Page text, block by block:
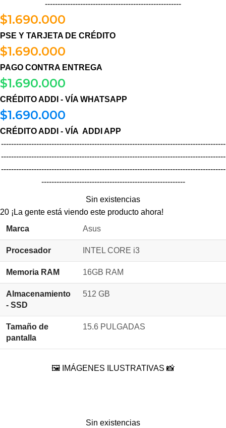
------------------------------------------------------
$1.690.000
PSE Y TARJETA DE CRÉDITO
$1.690.000
PAGO CONTRA ENTREGA
$1.690.000
CRÉDITO ADDI - VÍA WHATSAPP
$1.690.000
CRÉDITO ADDI - VÍA ADDI APP
-----------------------------------------------------------------------------------------
-----------------------------------------------------------------------------------------
-----------------------------------------------------------------------------------------
---------------------------------------------------------
Sin existencias
20 ¡La gente está viendo este producto ahora!
Marca
Asus
Procesador INTEL CORE i3
Memoria RAM 16GB RAM
Almacenamiento
- SSD
512 GB
Tamaño de
pantalla
15.6 PULGADAS
🖼️ IMÁGENES ILUSTRATIVAS 📸
Sin existencias